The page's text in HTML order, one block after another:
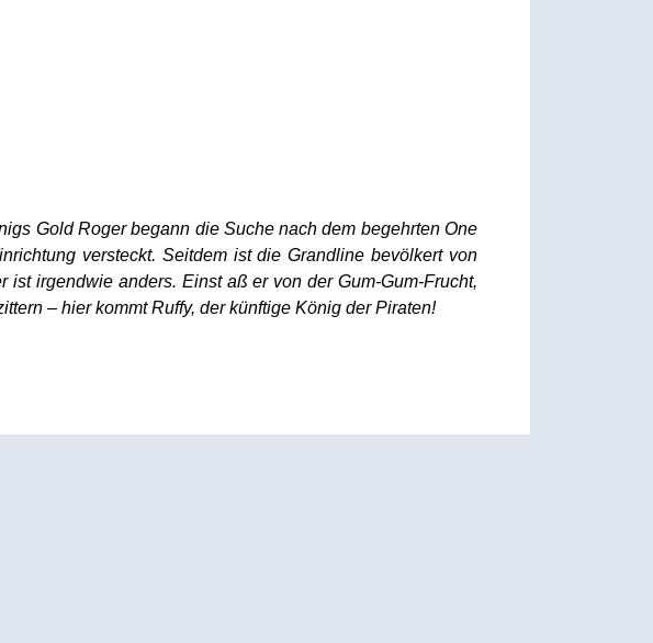
Gold Roger begann die Suche nach dem begehrten One
versteckt. Seitdem ist die Grandline bevölkert von
irgendwie anders. Einst aß er von der Gum-Gum-Frucht,
– hier kommt Ruffy, der künftige König der Piraten!